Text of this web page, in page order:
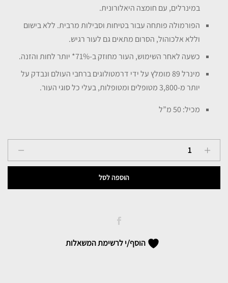
במינרלים, עם חומצה היאלורונית.
הפורמולה פותחה עבור בטיחות וסבילות מרבית. ללא בישום
וללא אלכוהול, הסרום מתאים גם לעור רגיש.
כשעה לאחר השימוש, העור מחוזק ב-71%* יותר לחות והזנה.
מינרל 89 מומלץ על ידי דרמטולוגים ברחבי העולם ונבדק על
יותר מ-3,800 מטופלים ומטופלות, בעלי כל סוגי העור.
מכיל: 50 מ”ל
VICHY
וישי
89
הוספה לסל
הוסף/י לרשימת המשאלות